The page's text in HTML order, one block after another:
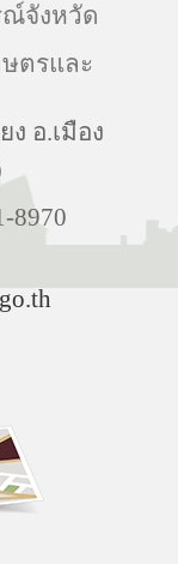
ณ์จังหวัด
ตรและ
ง อ.เมือง
8970